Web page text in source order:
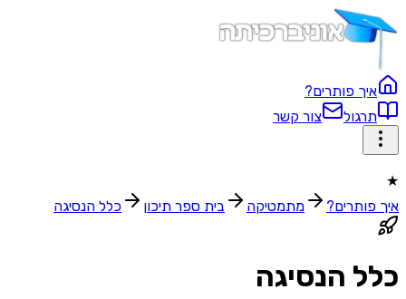
איך פותרים?
תרגול
צור קשר
★
איך פותרים?
מתמטיקה בית ספר תיכון‬ כלל הנסיגה
כלל הנסיגה